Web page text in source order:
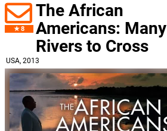
8
The African
Americans: Many
Rivers to Cross
USA, 2013